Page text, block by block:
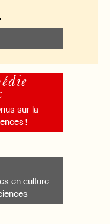
sur la
!
en culture